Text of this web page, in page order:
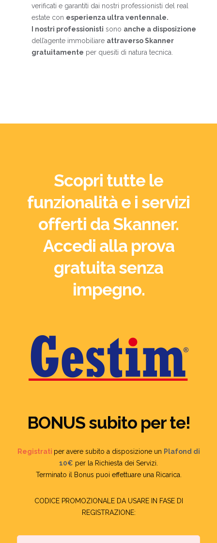
verificati e garantiti dai nostri professionisti del real
estate con esperienza ultra ventennale.
I nostri professionisti sono anche a disposizione
dell’agente immobiliare attraverso Skanner
gratuitamente per quesiti di natura tecnica.
Scopri tutte le
funzionalità e i servizi
offerti da Skanner.
Accedi alla prova
gratuita senza
impegno.
BONUS subito per te!
Registrati per avere subito a disposizione un Plafond di
10€ per la Richiesta dei Servizi.
Terminato il Bonus puoi effettuare una Ricarica.
CODICE PROMOZIONALE DA USARE IN FASE DI
REGISTRAZIONE: